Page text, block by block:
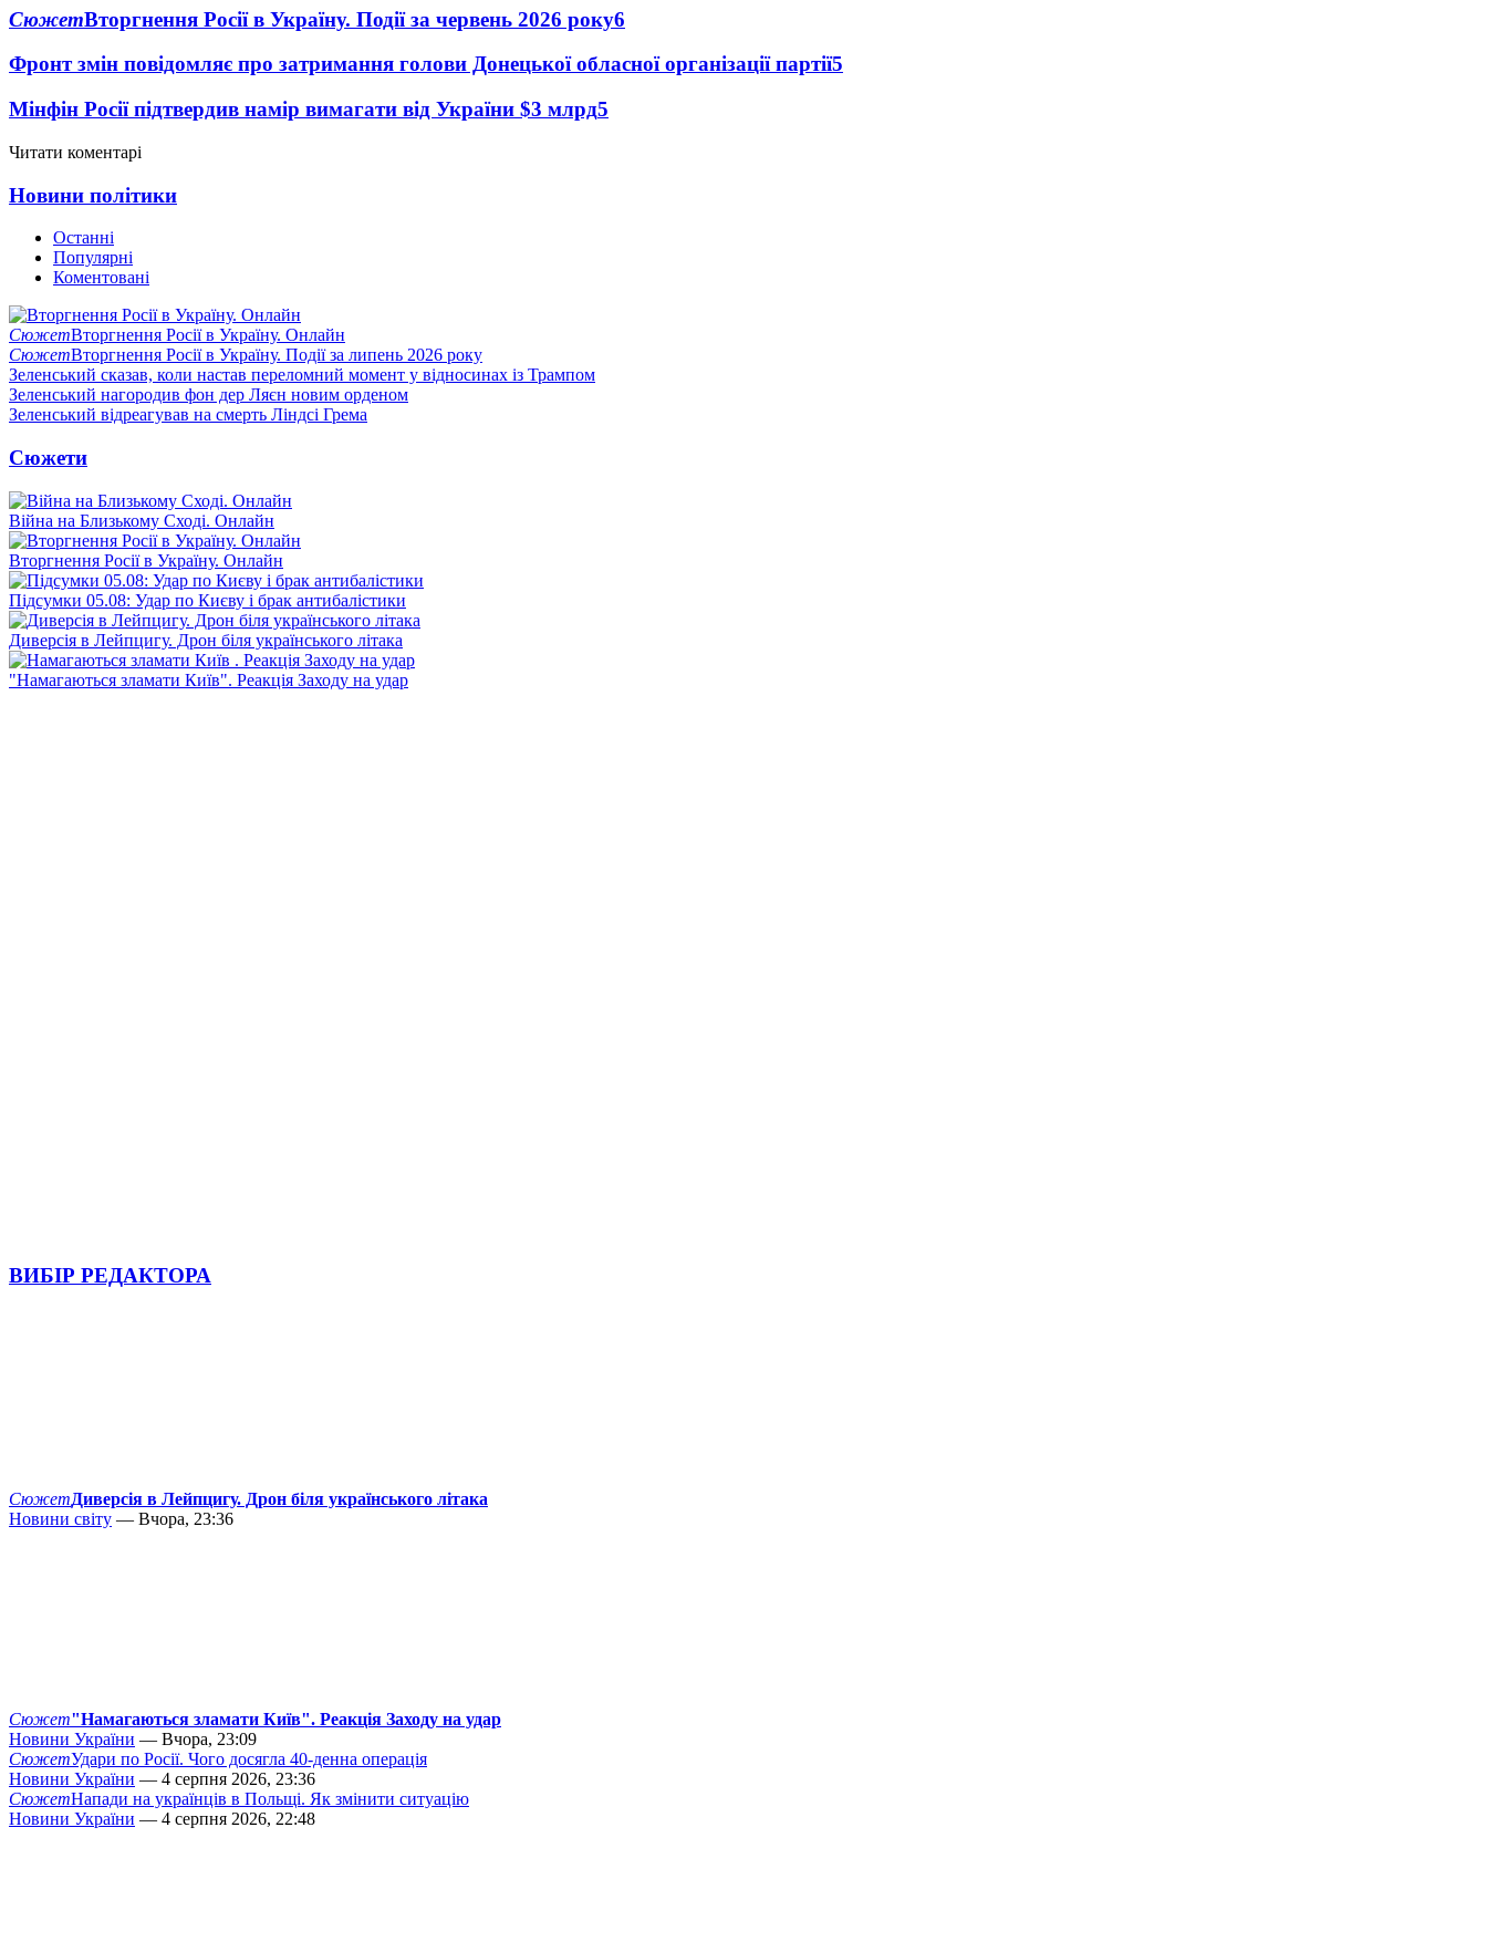
СюжетВторгнення Росії в Україну. Події за червень 2026 року6
Фронт змін повідомляє про затримання голови Донецької обласної організації партії5
Мінфін Росії підтвердив намір вимагати від України $3 млрд5
Читати коментарі
Новини політики
Останні
Популярні
Коментовані
СюжетВторгнення Росії в Україну. Онлайн
СюжетВторгнення Росії в Україну. Події за липень 2026 року
Зеленський сказав, коли настав переломний момент у відносинах із Трампом
Зеленський нагородив фон дер Ляєн новим орденом
Зеленський відреагував на смерть Ліндсі Грема
Сюжети
Війна на Близькому Сході. Онлайн
Вторгнення Росії в Україну. Онлайн
Підсумки 05.08: Удар по Києву і брак антибалістики
Диверсія в Лейпцигу. Дрон біля українського літака
"Намагаються зламати Київ". Реакція Заходу на удар
ВИБІР РЕДАКТОРА
СюжетДиверсія в Лейпцигу. Дрон біля українського літака
Новини світу — Вчора, 23:36
Сюжет"Намагаються зламати Київ". Реакція Заходу на удар
Новини України — Вчора, 23:09
СюжетУдари по Росії. Чого досягла 40-денна операція
Новини України — 4 серпня 2026, 23:36
СюжетНапади на українців в Польщі. Як змінити ситуацію
Новини України — 4 серпня 2026, 22:48